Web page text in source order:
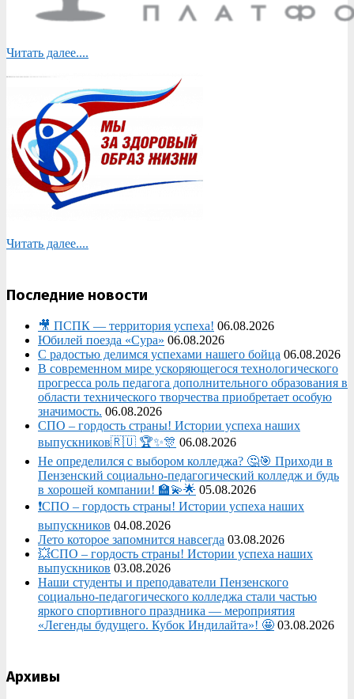
Читать далее....
Читать далее....
Последние новости
🎥 ПСПК — территория успеха! 06.08.2026
Юбилей поезда «Сура» 06.08.2026
С радостью делимся успехами нашего бойца 06.08.2026
В современном мире ускоряющегося технологического
прогресса роль педагога дополнительного образования в
области технического творчества приобретает особую
значимость. 06.08.2026
СПО – гордость страны! Истории успеха наших
выпускников🇷🇺 🏆✨🎊 06.08.2026
Не определился с выбором колледжа? 🤔🎯 Приходи в
Пензенский социально-педагогический колледж и будь
в хорошей компании! 🏫💫🌟 05.08.2026
❗СПО – гордость страны! Истории успеха наших
выпускников 04.08.2026
Лето которое запомнится навсегда 03.08.2026
💥СПО – гордость страны! Истории успеха наших
выпускников 03.08.2026
Наши студенты и преподаватели Пензенского
социально‑педагогического колледжа стали частью
яркого спортивного праздника — мероприятия
«Легенды будущего. Кубок Индилайта»! 🤩 03.08.2026
Архивы